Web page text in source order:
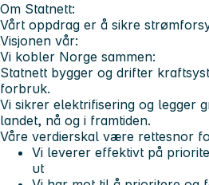
Om Statnett:
Vårt oppdrag er å sikre
Visjonen vår:
Vi kobler Norge sammen:
Statnett bygger og drifter
forbruk.
Vi sikrer elektrifisering og legger
landet, nå og i framtiden.
Våre verdierskal være rettesnor
Vi leverer effektivt på
ut